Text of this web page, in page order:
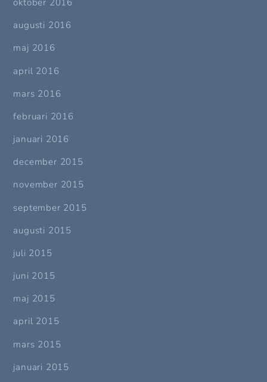
oktober 2016
augusti 2016
maj 2016
april 2016
mars 2016
februari 2016
januari 2016
december 2015
november 2015
september 2015
augusti 2015
juli 2015
juni 2015
maj 2015
april 2015
mars 2015
januari 2015